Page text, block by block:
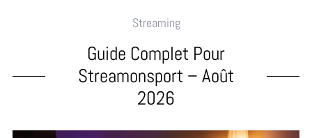
Streaming
Guide Complet Pour
Streamonsport – Août
2026